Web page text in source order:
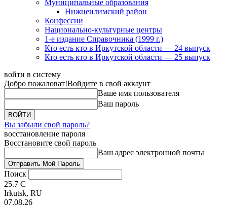
Муниципальные образования
Нижнеилимский район
Конфессии
Национально-культурные центры
1-е издание Справочника (1999 г.)
Кто есть кто в Иркутской области — 24 выпуск
Кто есть кто в Иркутской области — 25 выпуск
войти в систему
Добро пожаловат!Войдите в свой аккаунт
Ваше имя пользователя
Ваш пароль
Вы забыли свой пароль?
восстановление пароля
Восстановите свой пароль
Ваш адрес электронной почты
Поиск
25.7 C
Irkutsk, RU
07.08.26